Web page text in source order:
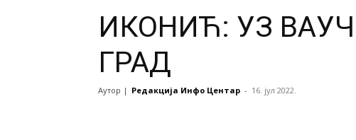
ИКОНИЋ: УЗ
ГРАД
Аутор | Редакција Инфо Центар - 16. јул 2022.